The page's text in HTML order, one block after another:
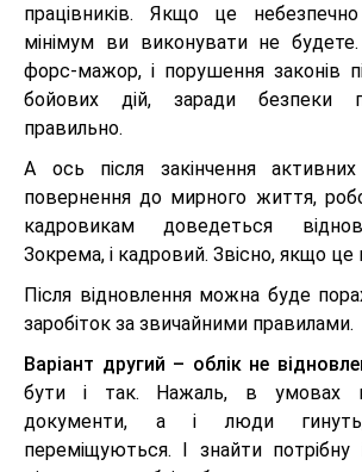
працівників. Якщо це
мінімум ви виконувати не
форс-мажор, і порушення законів
бойових дій, заради безпеки
правильно.
А ось після закінчення
повернення до мирного життя,
кадровикам доведеться
Зокрема, і кадровий. Звісно, якщо
Після відновлення можна буде
заробіток за звичайними правилами.
Варіант другий – облік не
бути і так. Нажаль, в умовах
документи, а і люди
переміщуються. І знайти